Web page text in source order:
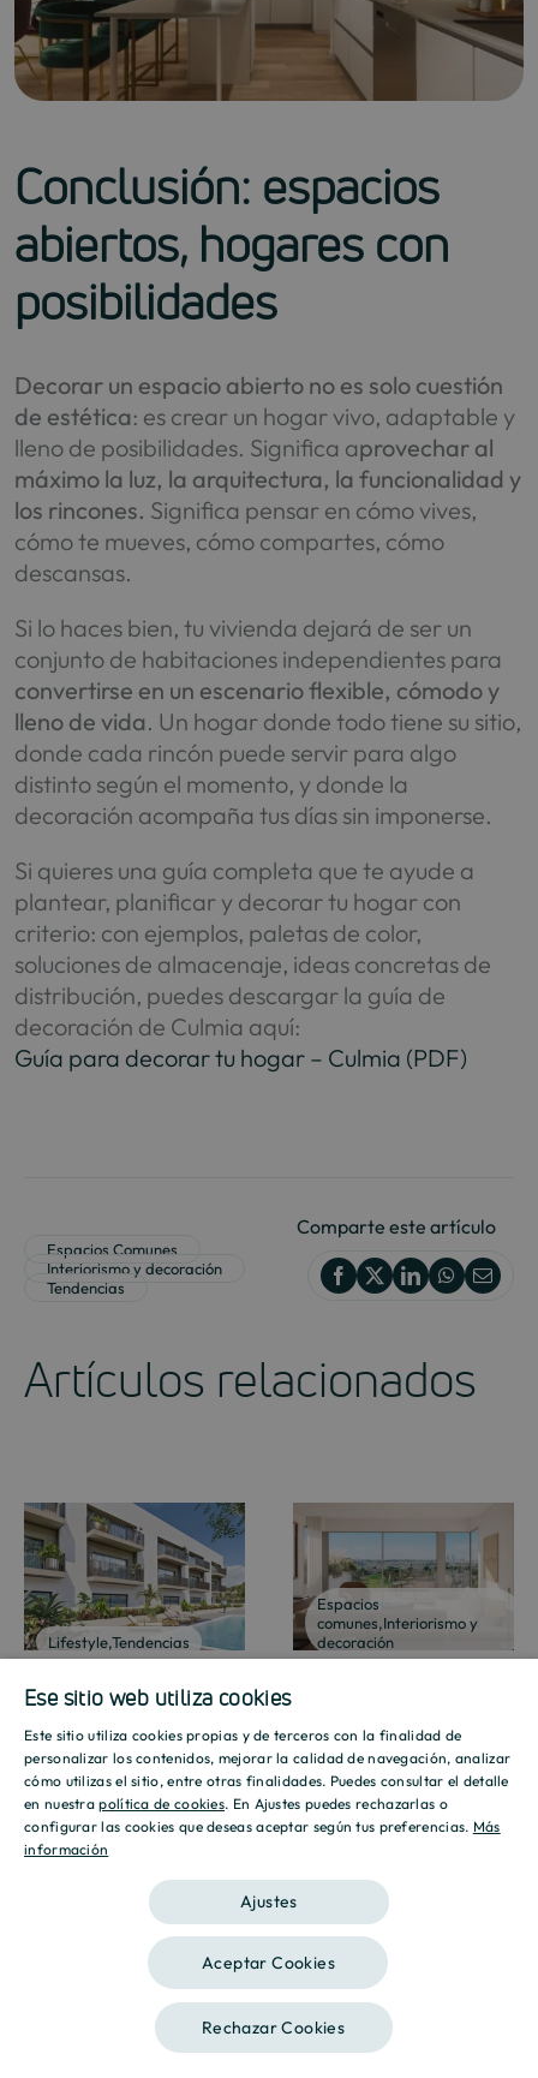
Conclusión: espacios
abiertos, hogares con
posibilidades
Decorar un espacio abierto no es solo cuestión
de estética: es crear un hogar vivo, adaptable y
lleno de posibilidades. Significa aprovechar al
máximo la luz, la arquitectura, la funcionalidad y
los rincones. Significa pensar en cómo vives,
cómo te mueves, cómo compartes, cómo
descansas.
Si lo haces bien, tu vivienda dejará de ser un
conjunto de habitaciones independientes para
convertirse en un escenario flexible, cómodo y
lleno de vida. Un hogar donde todo tiene su sitio,
donde cada rincón puede servir para algo
distinto según el momento, y donde la
decoración acompaña tus días sin imponerse.
Si quieres una guía completa que te ayude a
plantear, planificar y decorar tu hogar con
criterio: con ejemplos, paletas de color,
soluciones de almacenaje, ideas concretas de
distribución, puedes descargar la guía de
decoración de Culmia aquí:
Guía para decorar tu hogar – Culmia (PDF)
Espacios Comunes
Interiorismo y decoración
Tendencias
Comparte este artículo
Artículos relacionados
Lifestyle,Tendencias
05/08/2026
Vivir en La Roca
del Vallès:
calidad de vida,
entorno natural
conexiones
Elegir dónde vivir implica
Espacios
comunes,Interiorismo y
decoración
Pisos modernos:
características
de la vivienda
actual
La forma en la que
entendemos la vivienda
ha cambiado
considerablemente en los
SPANISH
ENGLISH
Ese sitio web utiliza cookies
Este sitio utiliza cookies propias y de terceros con la finalidad de
personalizar los contenidos, mejorar la calidad de navegación, analizar
cómo utilizas el sitio, entre otras finalidades. Puedes consultar el detalle
en nuestrapolítica de cookies. En Ajustes puedes rechazarlas o
configurar las cookies que deseas aceptar según tus preferencias. Más
información
Ajustes
Aceptar Cookies
Rechazar Cookies